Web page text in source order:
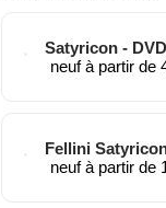
Satyricon -
neuf à partir de
Fellini
neuf à partir de